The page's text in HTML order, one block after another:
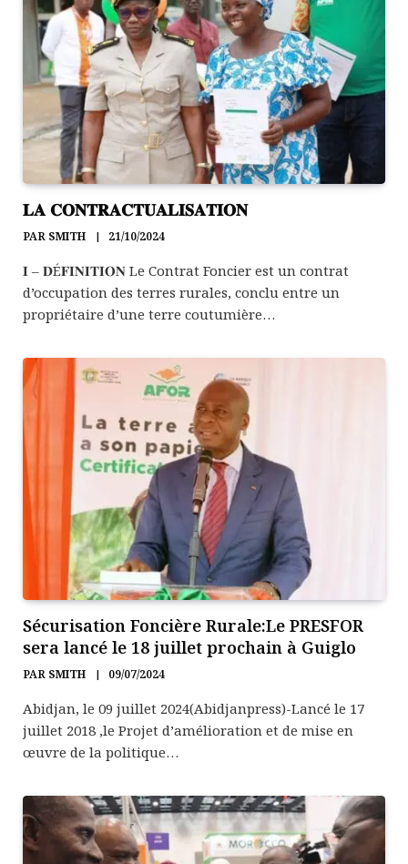
𝐋𝐀 𝐂𝐎𝐍𝐓𝐑𝐀𝐂𝐓𝐔𝐀𝐋𝐈𝐒𝐀𝐓𝐈𝐎𝐍
PAR SMITH 21/10/2024
𝐈 – 𝐃É𝐅𝐈𝐍𝐈𝐓𝐈𝐎𝐍 Le Contrat Foncier est un contrat
d’occupation des terres rurales, conclu entre un
propriétaire d’une terre coutumière…
Sécurisation Foncière Rurale:Le PRESFOR
sera lancé le 18 juillet prochain à Guiglo
PAR SMITH 09/07/2024
Abidjan, le 09 juillet 2024(Abidjanpress)-Lancé le 17
juillet 2018 ,le Projet d’amélioration et de mise en
œuvre de la politique…